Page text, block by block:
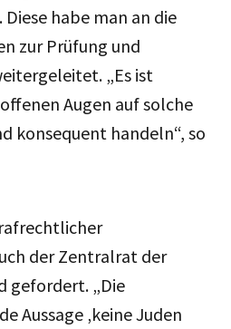
Diese habe man an die
zur Prüfung und
„Es ist
Augen auf solche
konsequent handeln“, so
der Zentralrat der
gefordert. „Die
Aussage ‚keine Juden